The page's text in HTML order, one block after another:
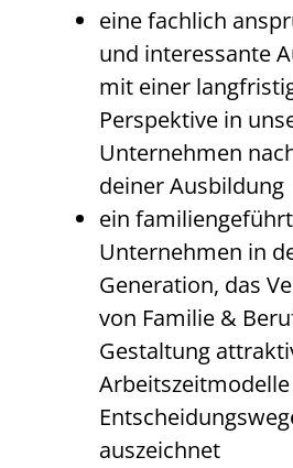
eine fachlich
und interessante
mit einer
Perspektive in
Unternehmen
deiner Ausbildung
ein
Unternehmen in
Generation, das
von Familie &
Gestaltung
auszeichnet